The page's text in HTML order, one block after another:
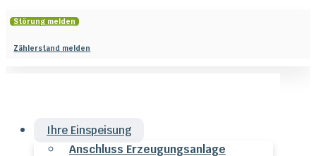
Störung melden
Zählerstand melden
Ihre Einspeisung
Anschluss Erzeugungsanlage